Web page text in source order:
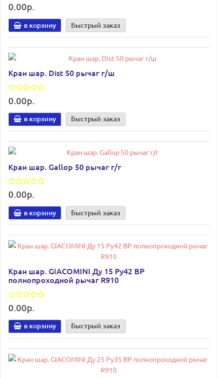
0.00р.
в корзину Быстрый заказ
Кран шар. Dist 50 рычаг г/ш
0.00р.
в корзину Быстрый заказ
Кран шар. Gallop 50 рычаг г/г
0.00р.
в корзину Быстрый заказ
Кран шар. GIACOMINI Ду 15 Ру42 ВР
полнопроходной рычаг R910
0.00р.
в корзину Быстрый заказ